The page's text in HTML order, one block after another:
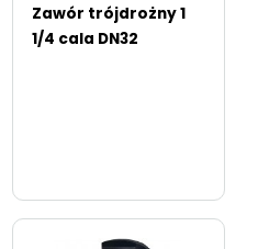
Zawór trójdrożny 1
1/4 cala DN32